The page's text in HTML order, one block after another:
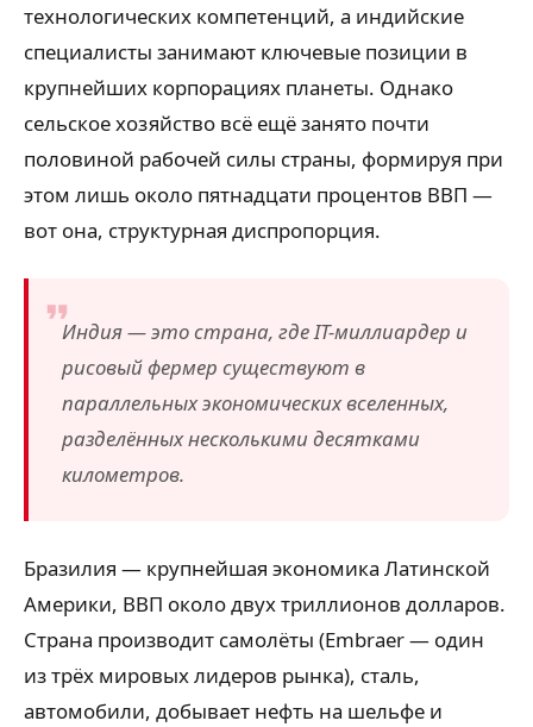
технологических компетенций, а индийские
специалисты занимают ключевые позиции в
крупнейших корпорациях планеты. Однако
сельское хозяйство всё ещё занято почти
половиной рабочей силы страны, формируя при
этом лишь около пятнадцати процентов ВВП —
вот она, структурная диспропорция.
Индия — это страна, где IT-миллиардер и
рисовый фермер существуют в
параллельных экономических вселенных,
разделённых несколькими десятками
километров.
Бразилия — крупнейшая экономика Латинской
Америки, ВВП около двух триллионов долларов.
Страна производит самолёты (Embraer — один
из трёх мировых лидеров рынка), сталь,
автомобили, добывает нефть на шельфе и